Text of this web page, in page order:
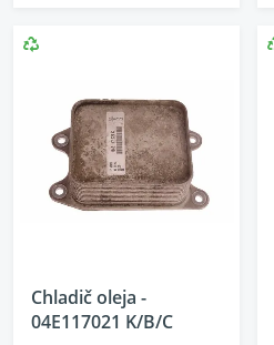
Chladič oleja -
04E117021 K/B/C